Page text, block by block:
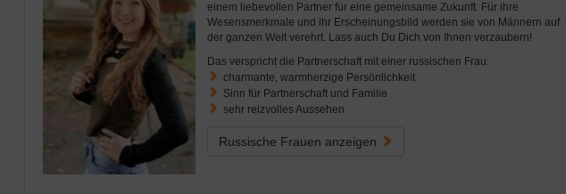
einem liebevollen Partner für eine gemeinsame Zukunft. Für ihre
Wesensmerkmale und ihr Erscheinungsbild werden sie von Männern auf
der ganzen Welt verehrt. Lass auch Du Dich von Ihnen verzaubern!
Das verspricht die Partnerschaft mit einer russischen Frau:
charmante, warmherzige Persönlichkeit
Sinn für Partnerschaft und Familie
sehr reizvolles Aussehen
Russische Frauen anzeigen